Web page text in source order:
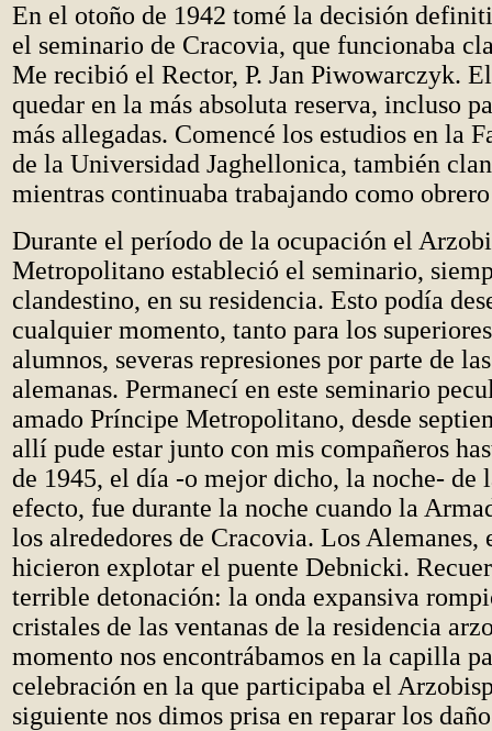
En el otoño de 1942 tomé la decisión
el seminario de Cracovia, que funcionaba
Me recibió el Rector, P. Jan Piwowarczyk.
quedar en la más absoluta reserva, incluso
más allegadas. Comencé los estudios en la
de la Universidad Jaghellonica, también
mientras continuaba trabajando como
Durante el período de la ocupación el
Metropolitano estableció el seminario,
clandestino, en su residencia. Esto podía
cualquier momento, tanto para los
alumnos, severas represiones por parte de
alemanas. Permanecí en este seminario
amado Príncipe Metropolitano, desde
allí pude estar junto con mis compañeros
de 1945, el día -o mejor dicho, la noche- de
efecto, fue durante la noche cuando la
los alrededores de Cracovia. Los Alemanes,
hicieron explotar el puente Debnicki.
terrible detonación: la onda expansiva
cristales de las ventanas de la residencia
momento nos encontrábamos en la capilla
celebración en la que participaba el
siguiente nos dimos prisa en reparar los